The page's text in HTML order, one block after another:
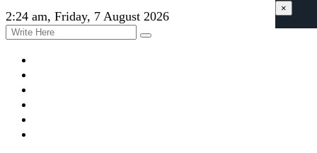
2:24 am, Friday, 7 August 2026
×